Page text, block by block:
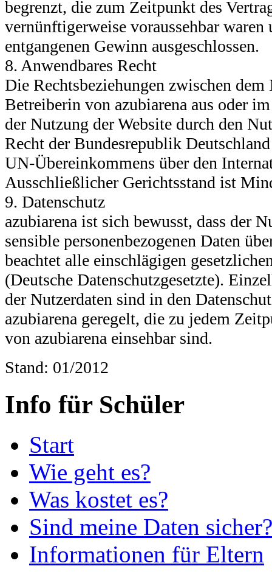
begrenzt, die zum Zeitpunkt des
vernünftigerweise voraussehbar
entgangenen Gewinn ausgeschlossen.
8. Anwendbares Recht
Die Rechtsbeziehungen zwischen dem
Betreiberin von azubiarena aus oder
der Nutzung der Website durch den
Recht der Bundesrepublik
UN-Übereinkommens über den
Ausschließlicher Gerichtsstand ist
9. Datenschutz
azubiarena ist sich bewusst, dass der
sensible personenbezogenen Daten
beachtet alle einschlägigen
(Deutsche Datenschutzgesetzte).
der Nutzerdaten sind in den
azubiarena geregelt, die zu jedem
von azubiarena einsehbar sind.
Stand: 01/2012
Info für Schüler
Start
Wie geht es?
Was kostet es?
Sind meine Daten sicher?
Informationen für Eltern